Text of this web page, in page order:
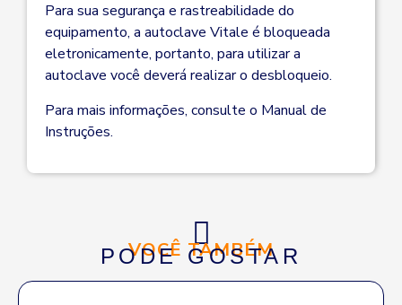
Para sua segurança e rastreabilidade do
equipamento, a autoclave Vitale é bloqueada
eletronicamente, portanto, para utilizar a
autoclave você deverá realizar o desbloqueio.
Para mais informações, consulte o Manual de
Instruções.
VOCÊ TAMBÉM
PODE GOSTAR